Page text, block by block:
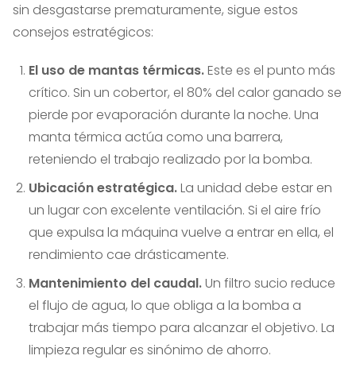
sin desgastarse prematuramente, sigue estos
consejos estratégicos:
El uso de mantas térmicas.Este es el punto más
crítico. Sin un cobertor, el 80% del calor ganado se
pierde por evaporación durante la noche. Una
manta térmica actúa como una barrera,
reteniendo el trabajo realizado por la bomba.
Ubicación estratégica.La unidad debe estar en
un lugar con excelente ventilación. Si el aire frío
que expulsa la máquina vuelve a entrar en ella, el
rendimiento cae drásticamente.
Mantenimiento del caudal.Un filtro sucio reduce
el flujo de agua, lo que obliga a la bomba a
trabajar más tiempo para alcanzar el objetivo. La
limpieza regular es sinónimo de ahorro.